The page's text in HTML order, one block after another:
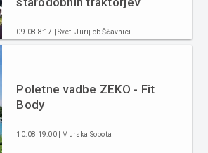
09.08 8:17 | Sveti Jurij ob Ščavnici
Poletne vadbe ZEKO - Fit
Body
10.08 19:00 | Murska Sobota